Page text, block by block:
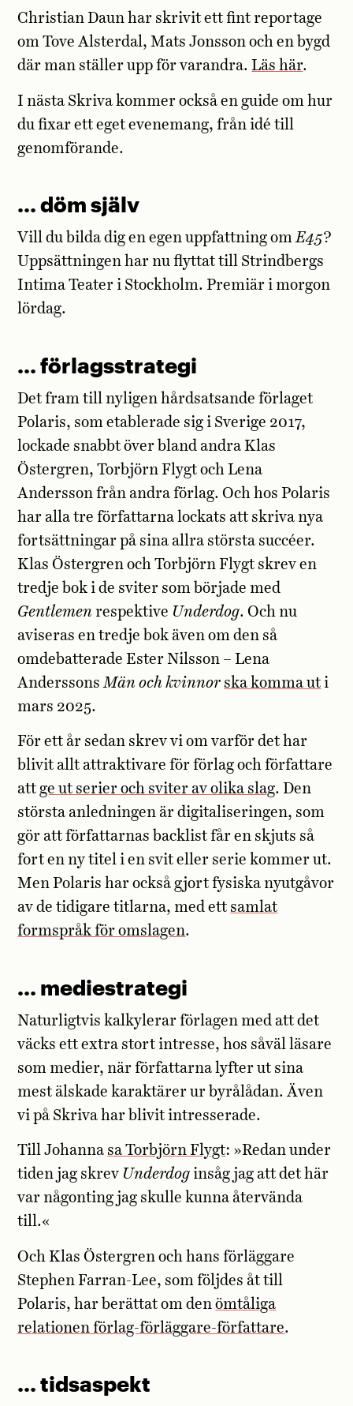
Christian Daun har skrivit ett fint reportage
om Tove Alsterdal, Mats Jonsson och en bygd
där man ställer upp för varandra.Läs här.
I nästa Skriva kommer också en guide om hur
du fixar ett eget evenemang, från idé till
genomförande.
… döm själv
Vill du bilda dig en egen uppfattning omE45?
Uppsättningen har nu flyttat till Strindbergs
Intima Teater i Stockholm. Premiär i morgon
lördag.
… förlagsstrategi
Det fram till nyligen hårdsatsande förlaget
Polaris, som etablerade sig i Sverige 2017,
lockade snabbt över bland andra Klas
Östergren, Torbjörn Flygt och Lena
Andersson från andra förlag. Och hos Polaris
har alla tre författarna lockats att skriva nya
fortsättningar på sina allra största succéer.
Klas Östergren och Torbjörn Flygt skrev en
tredje bok i de sviter som började med
Gentlemen respektive Underdog. Och nu
aviseras en tredje bok även om den så
omdebatterade Ester Nilsson – Lena
AnderssonsMän och kvinnor ska komma ut i
mars 2025.
För ett år sedan skrev vi om varför det har
blivit allt attraktivare för förlag och författare
attge ut serier och sviter av olika slag. Den
största anledningen är digitaliseringen, som
gör att författarnas backlist får en skjuts så
fort en ny titel i en svit eller serie kommer ut.
Men Polaris har också gjort fysiska nyutgåvor
av de tidigare titlarna, med ett samlat
formspråk för omslagen.
… mediestrategi
Naturligtvis kalkylerar förlagen med att det
väcks ett extra stort intresse, hos såväl läsare
som medier, när författarna lyfter ut sina
mest älskade karaktärer ur byrålådan. Även
vi på Skriva har blivit intresserade.
Till Johanna sa Torbjörn Flygt: »Redan under
tiden jag skrev Underdog insåg jag att det här
var någonting jag skulle kunna återvända
till.«
Och Klas Östergren och hans förläggare
Stephen Farran-Lee, som följdes åt till
Polaris, har berättat om denömtåliga
relationen förlag-förläggare-författare.
… tidsaspekt